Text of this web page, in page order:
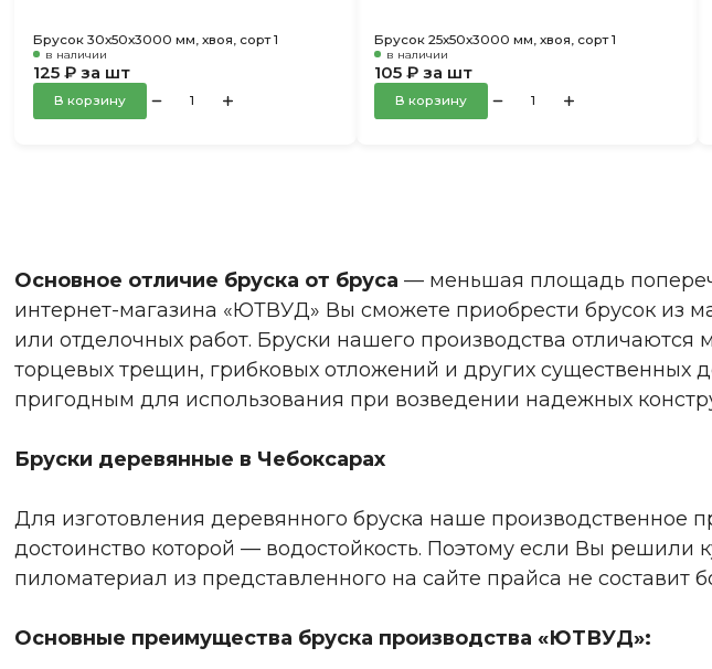
Брусок 30х50х3000 мм, хвоя, сорт 1
в наличии
125 ₽ за шт
В корзину
Брусок 25х50х3000 мм, хвоя, сорт 1
в наличии
105 ₽ за шт
В корзину
Основное отличие бруска от бруса — меньшая площадь
интернет-магазина «ЮТВУД» Вы сможете приобрести брусок из
или отделочных работ. Бруски нашего производства
торцевых трещин, грибковых отложений и других существенных
пригодным для использования при возведении надежных
Бруски деревянные в Чебоксарах
Для изготовления деревянного бруска наше производственное
достоинство которой — водостойкость. Поэтому если Вы решили
пиломатериал из представленного на сайте прайса не составит
Основные преимущества бруска производства «ЮТВУД»: